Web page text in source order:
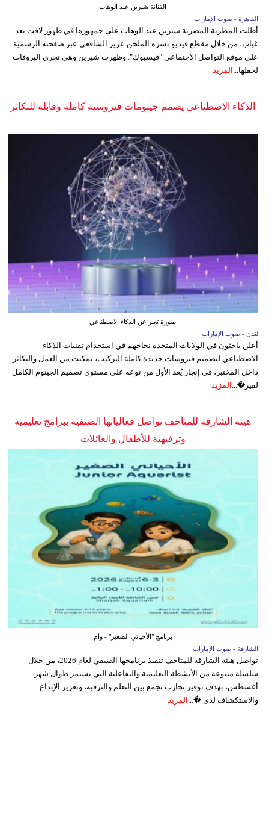
الفنانة شيرين عبد الوهاب
القاهرة - صوت الإمارات
أطلت المطربة المصرية شيرين عبد الوهاب على جمهورها في ظهور لافت بعد
غياب، من خلال مقطع فيديو نشره الملحن عزيز الشافعي عبر صفحته الرسمية
على موقع التواصل الاجتماعي "فيسبوك". وظهرت شيرين وهي تجري البروفات
لحفلها... المزيد
الذكاء الاصطناعي يصمم جينومات فيروسية كاملة وقابلة للتكاثر
صورة تعبر عن الذكاء الاصطناعي
لندن - صوت الإمارات
أعلن باحثون في الولايات المتحدة نجاحهم في استخدام تقنيات الذكاء
الاصطناعي لتصميم فيروسات جديدة كاملة التركيب، تمكنت من العمل والتكاثر
داخل المختبر، في إنجاز يُعد الأول من نوعه على مستوى تصميم الجينوم الكامل
لفير�...
المزيد
هيئة الشارقة للمتاحف تواصل فعالياتها الصيفية ببرامج تعليمية
وترفيهية للأطفال والعائلات
برنامج "الأحيائي الصغير" - وام
الشارقة - صوت الإمارات
تواصل هيئة الشارقة للمتاحف تنفيذ برنامجها الصيفي لعام 2026، من خلال
سلسلة متنوعة من الأنشطة التعليمية والتفاعلية التي تستمر طوال شهر
أغسطس، بهدف توفير تجارب تجمع بين التعلم والترفيه، وتعزيز الإبداع
والاستكشاف لدى �... المزيد